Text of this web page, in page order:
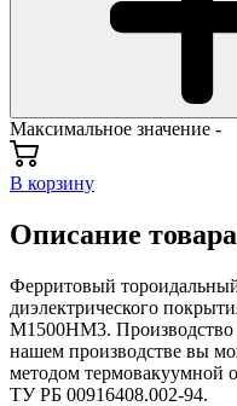
Максимальное значение -
В корзину
Описание товара
Ферритовый
диэлектрического
М1500НМ3. Производство
нашем производстве вы
методом
ТУ РБ 00916408.002-94.